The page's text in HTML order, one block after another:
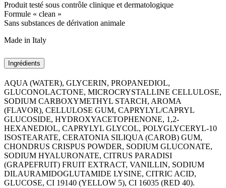
Produit testé sous contrôle clinique et dermatologique
Formule « clean »
Sans substances de dérivation animale
Made in Italy
Ingrédients
AQUA (WATER), GLYCERIN, PROPANEDIOL,
GLUCONOLACTONE, MICROCRYSTALLINE CELLULOSE,
SODIUM CARBOXYMETHYL STARCH, AROMA
(FLAVOR), CELLULOSE GUM, CAPRYLYL/CAPRYL
GLUCOSIDE, HYDROXYACETOPHENONE, 1,2-
HEXANEDIOL, CAPRYLYL GLYCOL, POLYGLYCERYL-10
ISOSTEARATE, CERATONIA SILIQUA (CAROB) GUM,
CHONDRUS CRISPUS POWDER, SODIUM GLUCONATE,
SODIUM HYALURONATE, CITRUS PARADISI
(GRAPEFRUIT) FRUIT EXTRACT, VANILLIN, SODIUM
DILAURAMIDOGLUTAMIDE LYSINE, CITRIC ACID,
GLUCOSE, CI 19140 (YELLOW 5), CI 16035 (RED 40).